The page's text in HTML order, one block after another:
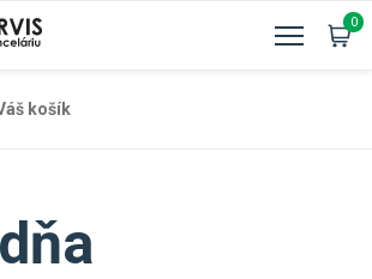
0
košík